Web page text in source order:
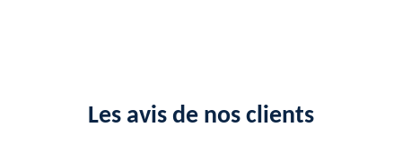
Les avis de nos clients